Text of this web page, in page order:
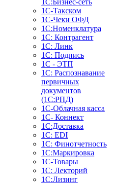
1С:Бизнес-сеть
1С-Такском
1С-Чеки ОФД
1С:Номенклатура
1С: Контрагент
1С: Линк
1С: Подпись
1С - ЭТП
1С: Распознавание
первичных
документов
(1С:РПД)
1С-Облачная касса
1С- Коннект
1С:Доставка
1С: EDI
1С: Финотчетность
1С:Маркировка
1С-Товары
1С: Лекторий
1С:Лизинг